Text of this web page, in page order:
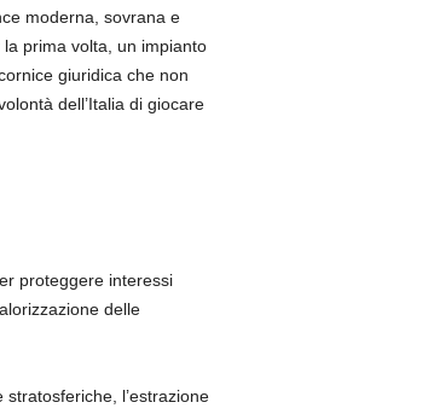
moderna, sovrana e
prima volta, un impianto
giuridica che non
dell’Italia di giocare
proteggere interessi
delle
stratosferiche, l’estrazione